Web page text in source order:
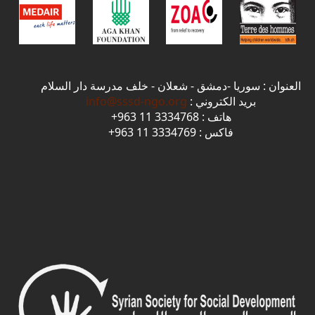
العنوان : سوريا -دمشق - شعلان - خلف مدرسة دار السلام
بريد الكتروني : info@sssd-ngo.org
هاتف : 3334768 11 963+
فاكس : 3334769 11 963+